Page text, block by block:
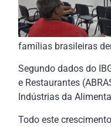
famílias brasileiras
Segundo dados do
e Restaurantes
Indústrias da
Todo este